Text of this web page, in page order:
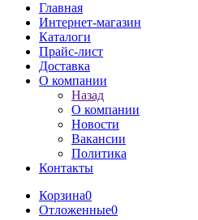
Главная
Интернет-магазин
Каталоги
Прайс-лист
Доставка
О компании
Назад
О компании
Новости
Вакансии
Политика
Контакты
Корзина0
Отложенные0